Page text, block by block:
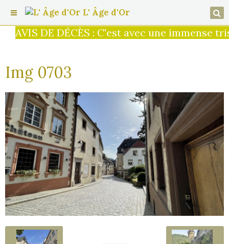
AVIS DE DÉCÈS : C'est avec une immense
L' Âge d'Or
Img 0703